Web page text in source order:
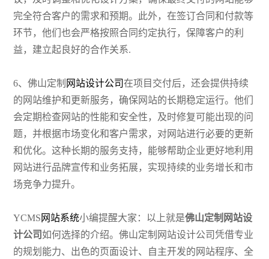
完全符合客户的需求和预期。此外，在签订合同和付款等
环节，他们也会严格按照合同约定执行，保障客户的利
益，建立起良好的合作关系.
6、佛山定制 网站设计公司在项目交付后，还会提供持续
的网站维护和更新服务，确保网站的长期稳定运行。他们
会定期检查网站的性能和安全性，及时修复可能出现的问
题，并根据市场变化和客户需求，对网站进行必要的更新
和优化。这种长期的服务支持，能够帮助企业更好地利用
网站进行品牌宣传和业务拓展，实现持续的业务增长和市
场竞争力提升。
YCMS 网站系统小编提醒大家：以上就是佛山定制网站设
计公司如何选择的介绍。佛山定制网站设计公司凭借专业
的规划能力、出色的页面设计、自主开发的网站程序、全